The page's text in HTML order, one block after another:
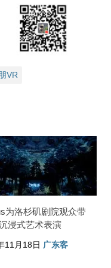
VR
为洛杉矶剧院观众带
浸式艺术表演
11月18日 广东客